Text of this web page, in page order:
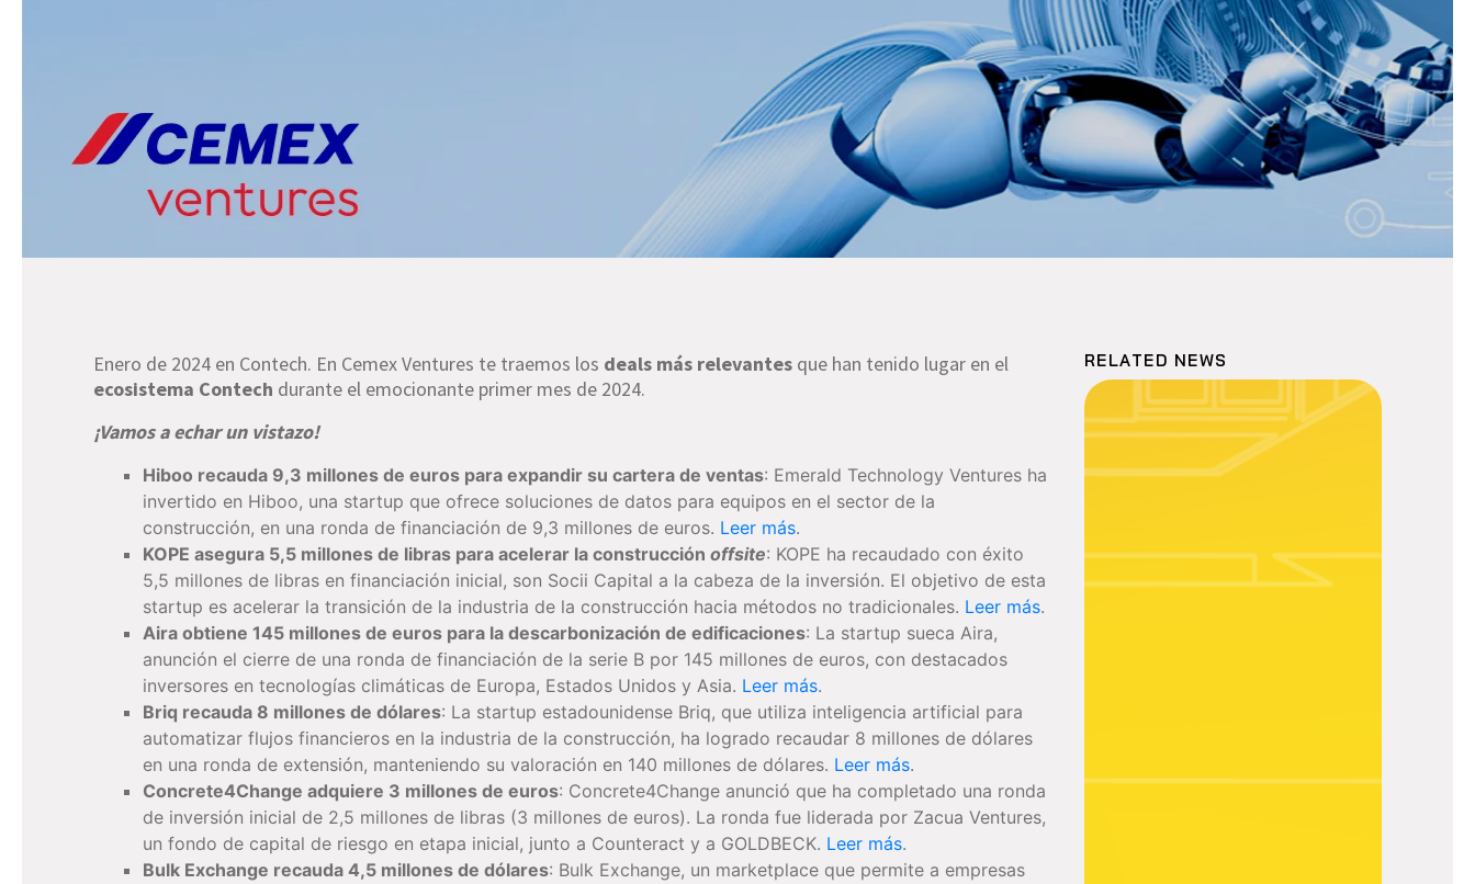
Enero de 2024 en Contech. En Cemex Ventures te traemos los deals más relevantes que han tenido lugar en el
ecosistema Contech durante el emocionante primer mes de 2024.
¡Vamos a echar un vistazo!
Hiboo recauda 9,3 millones de euros para expandir su cartera de ventas: Emerald Technology Ventures ha
invertido en Hiboo, una startup que ofrece soluciones de datos para equipos en el sector de la
construcción, en una ronda de financiación de 9,3 millones de euros. Leer más.
KOPE asegura 5,5 millones de libras para acelerar la construcciónoffsite: KOPE ha recaudado con éxito
5,5 millones de libras en financiación inicial, son Socii Capital a la cabeza de la inversión. El objetivo de esta
startup es acelerar la transición de la industria de la construcción hacia métodos no tradicionales. Leer más.
Aira obtiene 145 millones de euros para la descarbonización de edificaciones: La startup sueca Aira,
anunción el cierre de una ronda de financiación de la serie B por 145 millones de euros, con destacados
inversores en tecnologías climáticas de Europa, Estados Unidos y Asia. Leer más.
Briq recauda 8 millones de dólares: La startup estadounidense Briq, que utiliza inteligencia artificial para
automatizar flujos financieros en la industria de la construcción, ha logrado recaudar 8 millones de dólares
en una ronda de extensión, manteniendo su valoración en 140 millones de dólares. Leer más.
Concrete4Change adquiere 3 millones de euros: Concrete4Change anunció que ha completado una ronda
de inversión inicial de 2,5 millones de libras (3 millones de euros). La ronda fue liderada por Zacua Ventures,
un fondo de capital de riesgo en etapa inicial, junto a Counteract y a GOLDBECK. Leer más.
Bulk Exchange recauda 4,5 millones de dólares: Bulk Exchange, un marketplace que permite a empresas
RELATED NEWS